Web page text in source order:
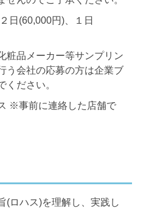
日(60,000円)、１日
粧品メーカー等サンプリン
う会社の応募の方は企業ブ
ください。
※事前に連絡した店舗で
(ロハス)を理解し、実践し